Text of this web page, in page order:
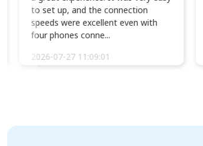
to set up, and the connection
speeds were excellent even with
four phones conne...
2026-07-27 11:09:01